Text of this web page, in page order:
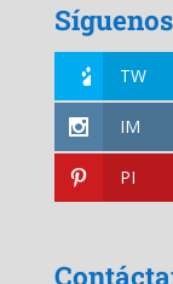
Síguenos
TW
IM
PI